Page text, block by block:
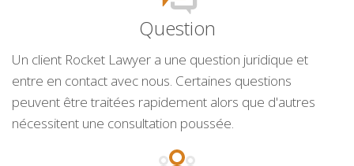
Question
Un client Rocket Lawyer a une question juridique et
entre en contact avec nous. Certaines questions
peuvent être traitées rapidement alors que d'autres
nécessitent une consultation poussée.